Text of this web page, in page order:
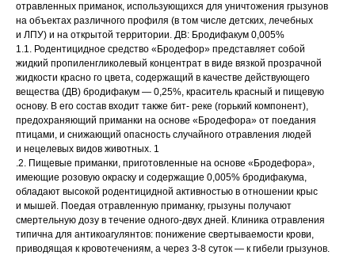
отравленных приманок, использующихся для уничтожения грызунов
на объектах различного профиля (в том числе детских, лечебных
и ЛПУ) и на открытой территории. ДВ: Бродифакум 0,005%
1.1. Родентицидное средство «Бродефор» представляет собой
жидкий пропиленгликолевый концентрат в виде вязкой прозрачной
жидкости красно го цвета, содержащий в качестве действующего
вещества (ДВ) бродифакум — 0,25%, краситель красный и пищевую
основу. В его состав входит также бит- реке (горький компонент),
предохраняющий приманки на основе «Бродефора» от поедания
птицами, и снижающий опасность случайного отравления людей
и нецелевых видов животных. 1
.2. Пищевые приманки, приготовленные на основе «Бродефора»,
имеющие розовую окраску и содержащие 0,005% бродифакума,
обладают высокой родентицидной активностью в отношении крыс
и мышей. Поедая отравленную приманку, грызуны получают
смертельную дозу в течение одного-двух дней. Клиника отравления
типична для антикоагулянтов: понижение свертываемости крови,
приводящая к кровотечениям, а через 3-8 суток — к гибели грызунов.